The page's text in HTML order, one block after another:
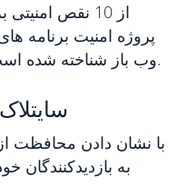
از 10 نقص
وب باز شناخته شده است، محافظت کنید.
با نشان دادن محافظت
به بازدیدکنندگان